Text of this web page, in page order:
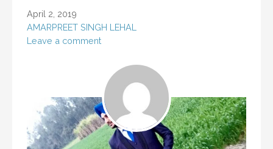
April 2, 2019
AMARPREET SINGH LEHAL
Leave a comment